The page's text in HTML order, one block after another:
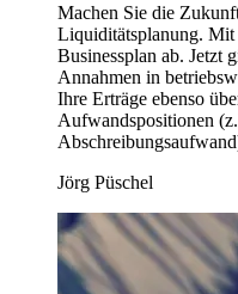
Machen Sie die
Liquiditätsplanung. Mit
Businessplan ab. Jetzt
Annahmen in
Ihre Erträge ebenso
Aufwandspositionen
Jörg Püschel